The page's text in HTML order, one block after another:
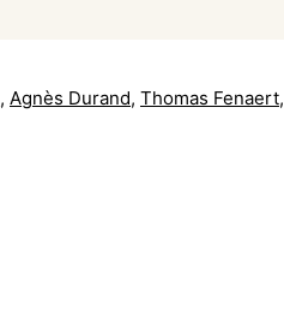
, Agnès Durand, Thomas Fenaert,